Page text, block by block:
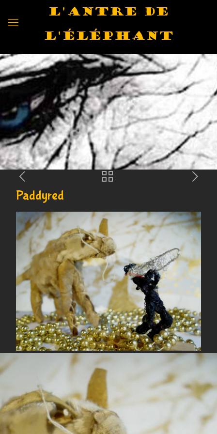
L'antre de
l'éléphant
Paddyred
Autres Articles